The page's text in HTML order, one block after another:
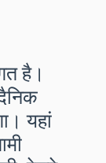
है।
यहां